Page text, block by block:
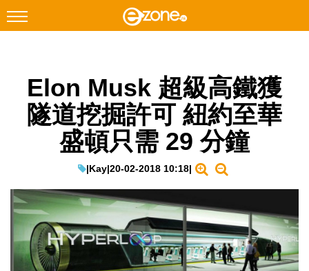
Facebook Instagram
科技焦點
教學評測
EduTech
IT Times
Elon Musk 超級高鐵獲
隧道挖掘許可 紐約至華
盛頓只需 29 分鐘
|Kay|20-02-2018 10:18|